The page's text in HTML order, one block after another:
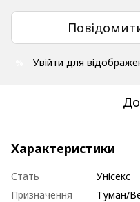
Увійти для
Характеристики
Стать
Унісекс
Призначення
Туман/